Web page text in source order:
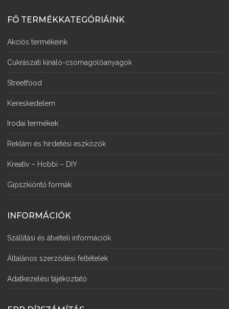
FŐ TERMÉKKATEGÓRIÁINK
Akciós termékeink
Cukrászati kínáló-csomagolóanyagok
Streetfood
Kereskedelem
Irodai termékek
Reklám és hirdetési eszközök
Kreatív – Hobbi – DIY
Gipszkiöntő formák
INFORMÁCIÓK
Szállítási és átvételi információk
Általános szerződési feltételek
Adatkezelési tájékoztató